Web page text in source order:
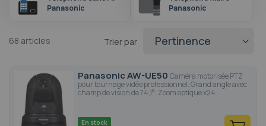
Panasonic
Panasonic
68 articles Trier par
Panasonic AW-UE50 Caméra motorisée PTZ
pour tournage vidéo professionnel. Grand angle avec
champ de vision de 74,1°. Zoom optique x24.
En stock